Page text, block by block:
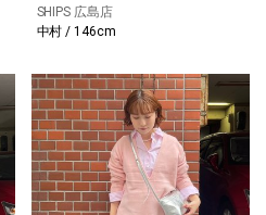
SHIPS 広島店
中村 / 146cm